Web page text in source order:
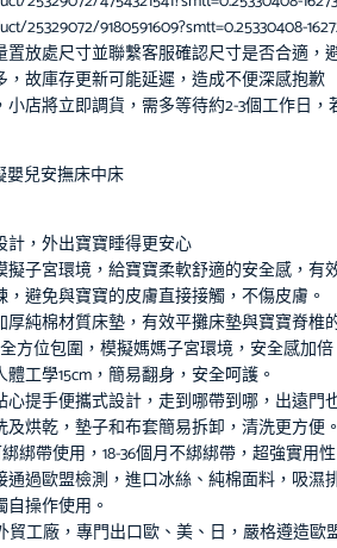
25329072/9180591609?smtt=0.25330408-
放處尺寸並聯繫客服確認尺寸是否合適，
，故庫存更新可能延遲，造成不便深感抱歉
店將立即調貨，需多等待約2-3個工作日
嬰兒安撫床中床
，外出寶寶睡得更安心
子宮環境，給寶寶柔軟舒適的安全感，有
避免與寶寶的皮膚直接接觸，不傷皮膚。
純棉材質床墊，有效平攤床墊與寶寶脊椎
方位包圍，模擬媽媽子宮環境，安全感加倍
工學15cm，簡易翻身，安全呵護。
提手便攜式設計，走到哪帶到哪，出遠門
烘乾，墊子和布套簡易拆卸，清洗更方便
綁帶使用，18-36個月不綁綁帶，超強實用
過歐盟檢測，進口冰絲、純棉面料，吸
操作使用。
貿工廠，專門出口歐、美、日，嚴格遵造